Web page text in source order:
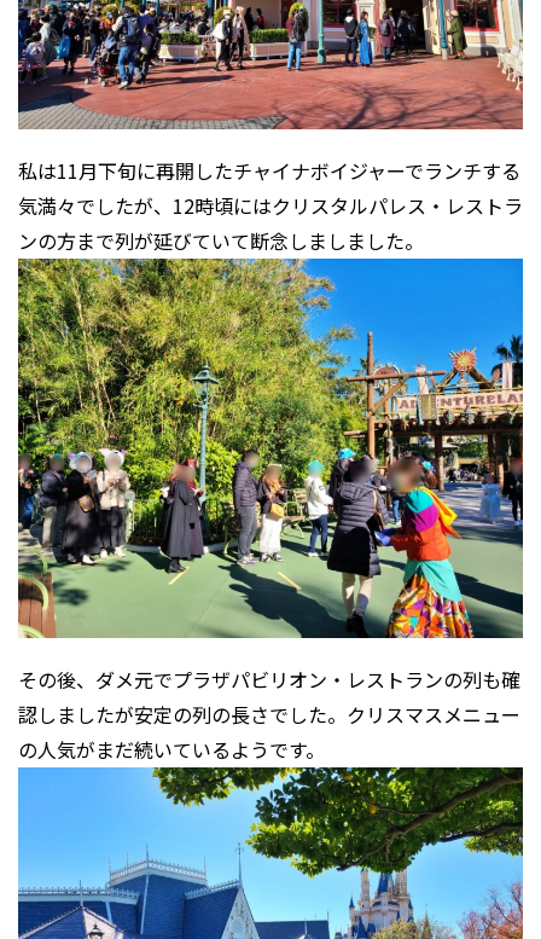
私は11月下旬に再開したチャイナボイジャーでランチする
気満々でしたが、12時頃にはクリスタルパレス・レストラ
ンの方まで列が延びていて断念しましました。
その後、ダメ元でプラザパビリオン・レストランの列も確
認しましたが安定の列の長さでした。クリスマスメニュー
の人気がまだ続いているようです。